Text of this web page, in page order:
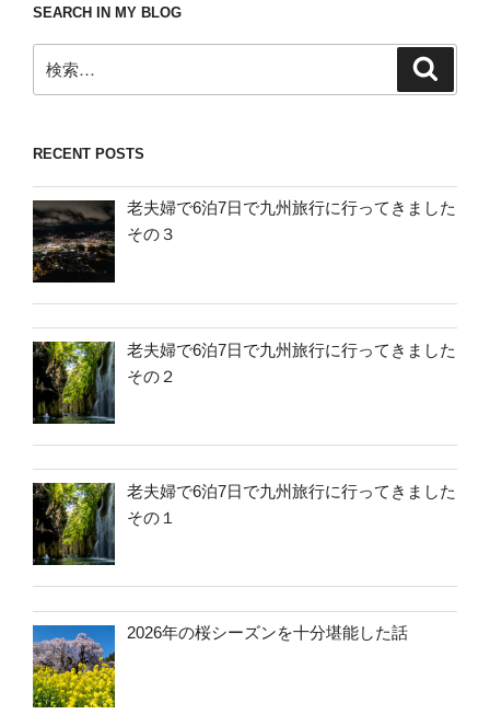
SEARCH IN MY BLOG
索:
RECENT POSTS
老夫婦で6泊7日で九州旅行に行ってきました
その３
老夫婦で6泊7日で九州旅行に行ってきました
その２
老夫婦で6泊7日で九州旅行に行ってきました
その１
2026年の桜シーズンを十分堪能した話